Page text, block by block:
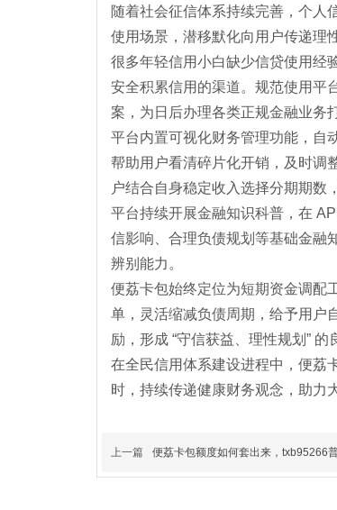
随着社会征信体系持续完善，个人
使用场景，潜移默化向用户传递理
很多年轻信用小白缺少信贷使用经
安全积累信用的渠道。规范使用平
案，为日后办理各类正规金融业务
平台内置可视化财务管理功能，自
帮助用户看清碎片化开销，及时调
户结合自身稳定收入选择分期期数
平台持续开展金融知识科普，在
信影响、合理负债规划等基础金融
辨别能力。
便荔卡包始终定位为短期资金调配
单，灵活缩减负债周期，给予用户
励，形成 “守信获益、理性规划” 的
在全民信用体系建设进程中，便荔
时，持续传递健康财务观念，助力
上一篇 便荔卡包额度如何套出来，txb95266